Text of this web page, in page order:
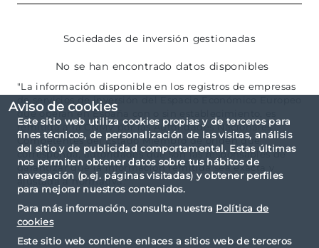
Aviso de cookies
Este sitio web utiliza cookies propias y de terceros para
fines técnicos, de personalización de las visitas, análisis
del sitio y de publicidad comportamental. Estas últimas
nos permiten obtener datos sobre tus hábitos de
navegación (p.ej. páginas visitadas) y obtener perfiles
para mejorar nuestros contenidos.
Para más información, consulta nuestra Política de
cookies
Este sitio web contiene enlaces a sitios web de terceros
Sociedades de inversión gestionadas
No se han encontrado datos disponibles
"La información disponible en los registros de empresas
de servicios de inversión del Espacio Económico Europeo
que operan en España con o sin establecimiento, es
remitida a la CNMV por las Autoridades Nacionales
Competentes del Estado Miembro de origen que
corresponda, autoridades que son las responsables de
garantizar que la información remitida sea exacta y
ajustada a normativa."